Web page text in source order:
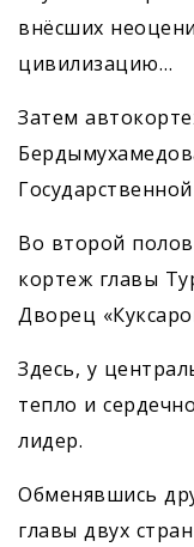
внёсших
цивилизацию…
Затем
Во второй
кортеж главы
Дворец
Здесь, у
тепло и
лидер.
Обменявшись
главы двух